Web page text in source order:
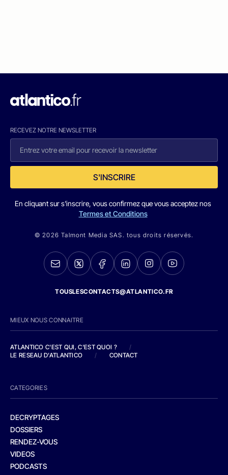
RECEVEZ NOTRE NEWSLETTER
S'INSCRIRE
En cliquant sur s'inscrire, vous confirmez que vous acceptez nos
Termes et Conditions
© 2026 Talmont Media SAS. tous droits réservés.
TOUSLESCONTACTS@ATLANTICO.FR
MIEUX NOUS CONNAITRE
ATLANTICO C'EST QUI, C'EST QUOI ?
/
LE RESEAU D'ATLANTICO
/ CONTACT
CATEGORIES
DECRYPTAGES
DOSSIERS
RENDEZ-VOUS
VIDEOS
PODCASTS